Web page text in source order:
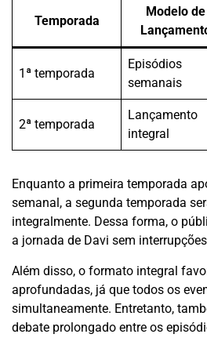
Temporada
Modelo de
1ª temporada
Episódios
semanais
2ª temporada
Lançamento
integral
Enquanto a primeira temporada
semanal, a segunda temporada
integralmente. Dessa forma, o
a jornada de Davi sem
Além disso, o formato integral
aprofundadas, já que todos os
simultaneamente. Entretanto,
debate prolongado entre os